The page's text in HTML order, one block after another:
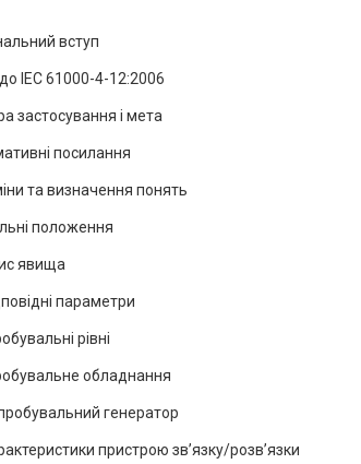
вступ
ІЕС 61000-4-12:2006
застосування і мета
посилання
та визначення понять
положення
явища
параметри
рівні
обладнання
генератор
пристрою зв’язку/розв’язки